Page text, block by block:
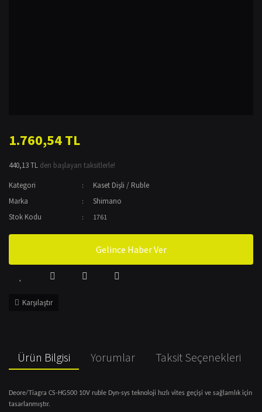
1.760,54 TL
440,13 TL den başlayan taksitlerle!
Kategori
Kaset Dişli / Ruble
Marka
Shimano
Stok Kodu
1761
Gelince Haber Ver
Karşılaştır
Ürün Bilgisi Yorumlar Taksit Seçenekleri
Deore/Tiagra CS-HG500 10V ruble Dyn-sys teknoloji hızlı vites geçişi ve sağlamlık için
tasarlanmıştır.